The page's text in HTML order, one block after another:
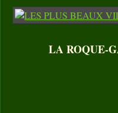
LA ROQUE-